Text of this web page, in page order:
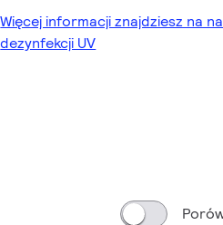
Więcej informacji znajdziesz na
dezynfekcji UV